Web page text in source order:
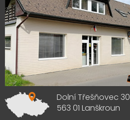
Dolní Třešňovec 30
563 01 Lanškroun